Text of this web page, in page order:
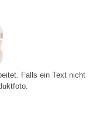
Falls ein Text nicht